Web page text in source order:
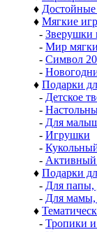
♦
♦ Мягкие
- Зверушки
- Мир
- Символ
-
♦ Подарки
- Детское
-
- Для
- Игрушки
-
-
♦ Подарки
- Для папы,
- Для мамы,
♦
- Тропики